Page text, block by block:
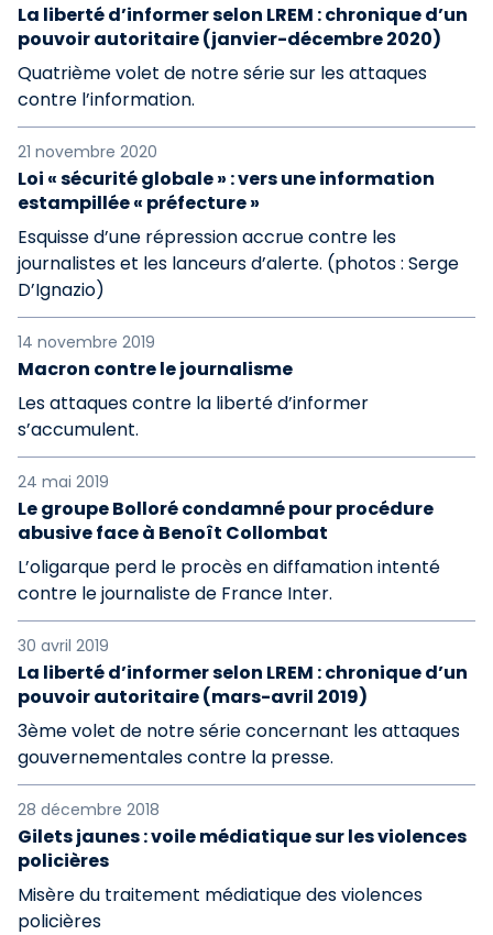
La liberté d’informer selon LREM : chronique d’un
pouvoir autoritaire (janvier-décembre 2020)
Quatrième volet de notre série sur les attaques
contre l’information.
21 novembre 2020
Loi « sécurité globale » : vers une information
estampillée « préfecture »
Esquisse d’une répression accrue contre les
journalistes et les lanceurs d’alerte. (photos : Serge
D’Ignazio)
14 novembre 2019
Macron contre le journalisme
Les attaques contre la liberté d’informer
s’accumulent.
24 mai 2019
Le groupe Bolloré condamné pour procédure
abusive face à Benoît Collombat
L’oligarque perd le procès en diffamation intenté
contre le journaliste de France Inter.
30 avril 2019
La liberté d’informer selon LREM : chronique d’un
pouvoir autoritaire (mars-avril 2019)
3ème volet de notre série concernant les attaques
gouvernementales contre la presse.
28 décembre 2018
Gilets jaunes : voile médiatique sur les violences
policières
Misère du traitement médiatique des violences
policières